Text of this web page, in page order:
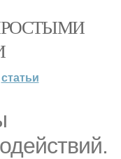
статьи